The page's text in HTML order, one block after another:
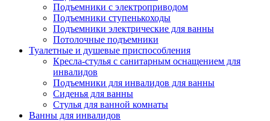
Подъемники с электроприводом
Подъемники ступенькоходы
Подъемники электрические для ванны
Потолочные подъемники
Туалетные и душевые приспособления
Кресла-стулья с санитарным оснащением для
инвалидов
Подъемники для инвалидов для ванны
Сиденья для ванны
Стулья для ванной комнаты
Ванны для инвалидов